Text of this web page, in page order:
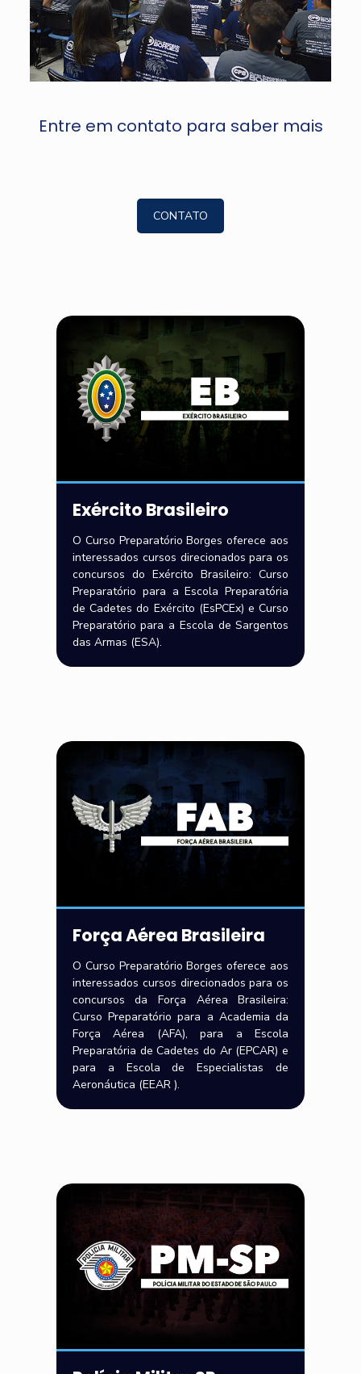
Entre em contato para saber mais
CONTATO
Exército Brasileiro
O Curso Preparatório Borges oferece aos
interessados cursos direcionados para os
concursos do Exército Brasileiro: Curso
Preparatório para a Escola Preparatória
de Cadetes do Exército (EsPCEx) e Curso
Preparatório para a Escola de Sargentos
das Armas (ESA).
Força Aérea Brasileira
O Curso Preparatório Borges oferece aos
interessados cursos direcionados para os
concursos da Força Aérea Brasileira:
Curso Preparatório para a Academia da
Força Aérea (AFA), para a Escola
Preparatória de Cadetes do Ar (EPCAR) e
para a Escola de Especialistas de
Aeronáutica (EEAR ).